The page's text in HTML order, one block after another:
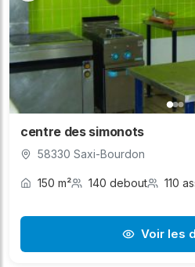
centre des simonots
58330 Saxi-Bourdon
150 m² 140 debout 110
Voir les